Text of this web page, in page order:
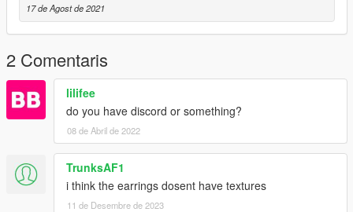
17 de Agost de 2021
2 Comentaris
lilifee
do you have discord or something?
08 de Abril de 2022
TrunksAF1
i think the earrings dosent have textures
11 de Desembre de 2023